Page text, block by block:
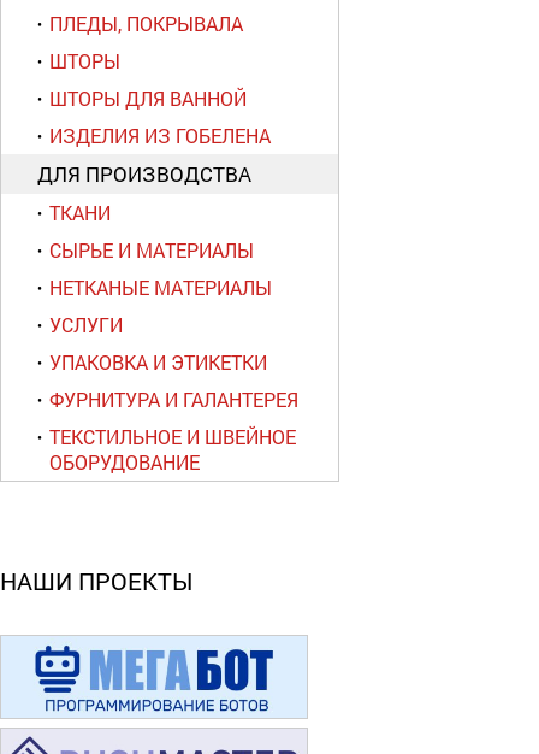
ПЛЕДЫ, ПОКРЫВАЛА
ШТОРЫ
ШТОРЫ ДЛЯ ВАННОЙ
ИЗДЕЛИЯ ИЗ ГОБЕЛЕНА
ДЛЯ ПРОИЗВОДСТВА
ТКАНИ
СЫРЬЕ И МАТЕРИАЛЫ
НЕТКАНЫЕ МАТЕРИАЛЫ
УСЛУГИ
УПАКОВКА И ЭТИКЕТКИ
ФУРНИТУРА И ГАЛАНТЕРЕЯ
ТЕКСТИЛЬНОЕ И ШВЕЙНОЕ
ОБОРУДОВАНИЕ
НАШИ ПРОЕКТЫ